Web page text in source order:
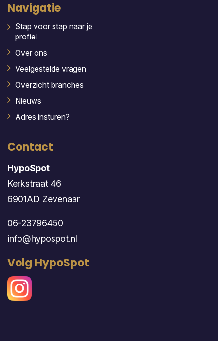
Navigatie
Stap voor stap naar je
profiel
Over ons
Veelgestelde vragen
Overzicht branches
Nieuws
Adres insturen?
Contact
HypoSpot
Kerkstraat 46
6901AD Zevenaar
06-23796450
info@hypospot.nl
Volg HypoSpot